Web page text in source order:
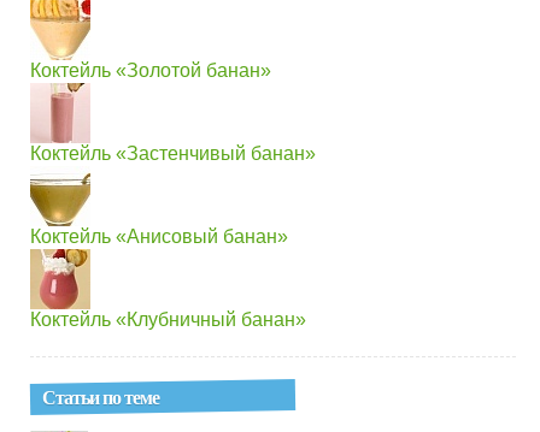
Коктейль «Золотой банан»
Коктейль «Застенчивый банан»
Коктейль «Анисовый банан»
Коктейль «Клубничный банан»
Статьи по теме